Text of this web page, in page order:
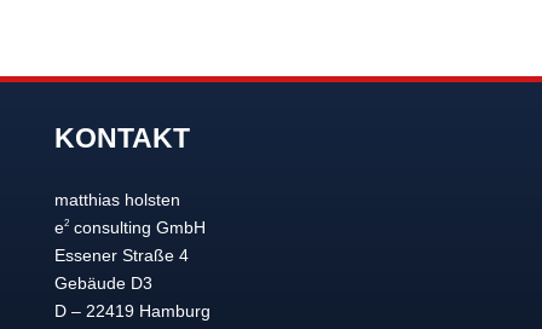
KONTAKT
matthias holsten
e2consulting GmbH
Essener Straße 4
Gebäude D3
D – 22419 Hamburg